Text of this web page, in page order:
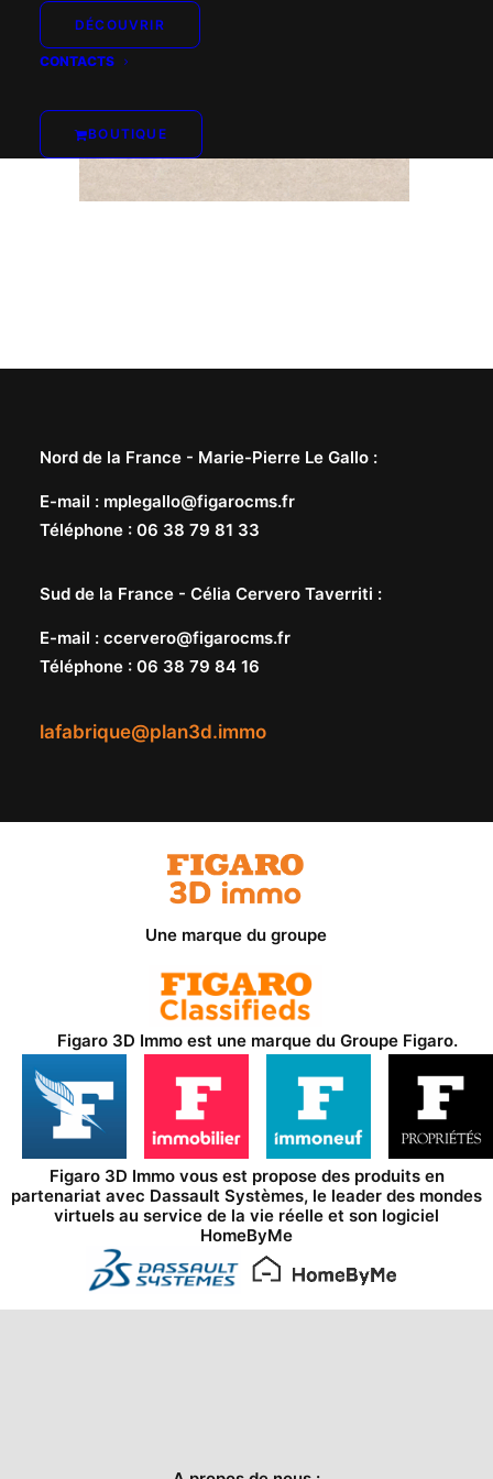
DÉCOUVRIR
CONTACTS
BOUTIQUE
lafabrique@plan3d.immo
Nord de la France - Marie-Pierre Le Gallo :
E-mail : mplegallo@figarocms.fr
Téléphone : 06 38 79 81 33
Sud de la France - Célia Cervero Taverriti :
E-mail : ccervero@figarocms.fr
Téléphone : 06 38 79 84 16
Une marque du groupe
Figaro 3D Immo est une marque du Groupe Figaro.
Figaro 3D Immo vous est propose des produits en
partenariat avec Dassault Systèmes, le leader des mondes
virtuels au service de la vie réelle et son logiciel
HomeByMe